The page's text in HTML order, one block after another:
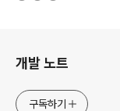
개발 노트
구독하기